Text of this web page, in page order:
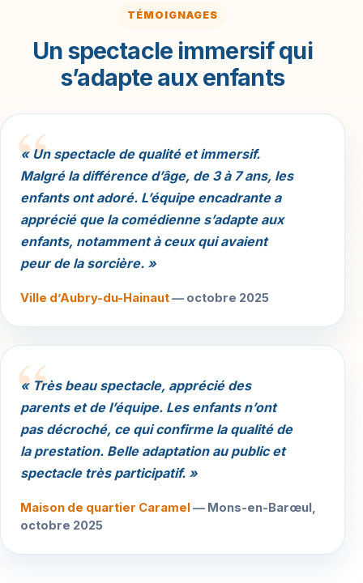
TÉMOIGNAGES
Un spectacle immersif qui
s’adapte aux enfants
« Un spectacle de qualité et immersif.
Malgré la différence d’âge, de 3 à 7 ans, les
enfants ont adoré. L’équipe encadrante a
apprécié que la comédienne s’adapte aux
enfants, notamment à ceux qui avaient
peur de la sorcière. »
Ville d’Aubry-du-Hainaut— octobre 2025
« Très beau spectacle, apprécié des
parents et de l’équipe. Les enfants n’ont
pas décroché, ce qui confirme la qualité de
la prestation. Belle adaptation au public et
spectacle très participatif. »
Maison de quartier Caramel— Mons-en-Barœul,
octobre 2025